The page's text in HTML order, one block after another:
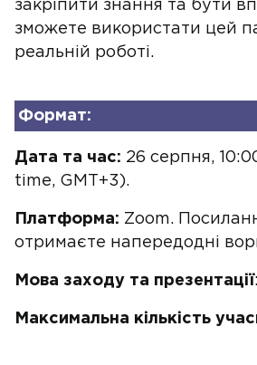
закріпити знання та бути
зможете використати цей
реальній роботі.
Формат:
Дата та час: 26 серпня,
time, GMT+3).
Платформа: Zoom.
отримаєте напередодні
Мова заходу та презентації
Максимальна кількість